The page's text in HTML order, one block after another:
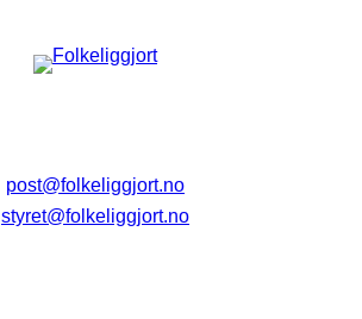
post@folkeliggjort.no
styret@folkeliggjort.no